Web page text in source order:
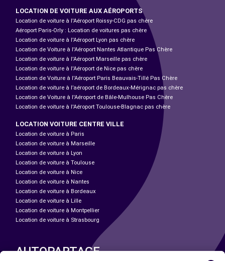
LOCATION DE VOITURE AUX AÉROPORTS
Location de voiture à l'Aéroport Roissy-CDG pas chère
Aéroport Paris-Orly : Location de voitures pas chère
Location de voiture à l'Aéroport Lyon pas chère
Location de Voiture à l'Aéroport Nantes Atlantique Pas Chère
Location de voiture à l'Aéroport Marseille pas chère
Location de voiture à l'Aéroport de Nice pas chère
Location de Voiture à l'Aéroport Paris Beauvais-Tillé Pas Chère
Location de voiture à l’aéroport de Bordeaux-Mérignac pas chère
Location de Voiture à l'Aéroport de Bâle-Mulhouse Pas Chère
Location de voiture à l'Aéroport Toulouse-Blagnac pas chère
LOCATION VOITURE CENTRE VILLE
Location de voiture à Paris
Location de voiture à Marseille
Location de voiture à Lyon
Location de voiture à Toulouse
Location de voiture à Nice
Location de voiture à Nantes
Location de voiture à Bordeaux
Location de voiture à Lille
Location de voiture à Montpellier
Location de voiture à Strasbourg
AUTOPARTAGE